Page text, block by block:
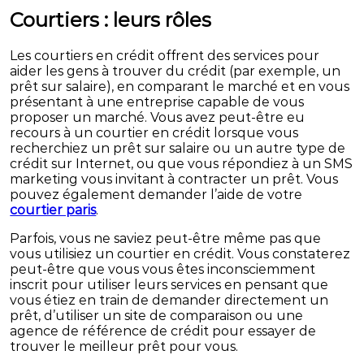
Courtiers : leurs rôles
Les courtiers en crédit offrent des services pour
aider les gens à trouver du crédit (par exemple, un
prêt sur salaire), en comparant le marché et en vous
présentant à une entreprise capable de vous
proposer un marché. Vous avez peut-être eu
recours à un courtier en crédit lorsque vous
recherchiez un prêt sur salaire ou un autre type de
crédit sur Internet, ou que vous répondiez à un SMS
marketing vous invitant à contracter un prêt. Vous
pouvez également demander l’aide de votre
courtier paris.
Parfois, vous ne saviez peut-être même pas que
vous utilisiez un courtier en crédit. Vous constaterez
peut-être que vous vous êtes inconsciemment
inscrit pour utiliser leurs services en pensant que
vous étiez en train de demander directement un
prêt, d’utiliser un site de comparaison ou une
agence de référence de crédit pour essayer de
trouver le meilleur prêt pour vous.